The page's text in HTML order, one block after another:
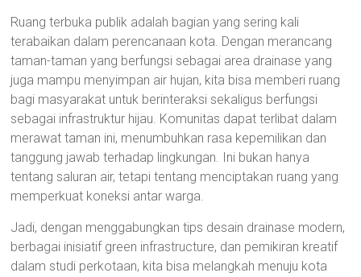
Ruang terbuka publik adalah bagian yang sering kali
terabaikan dalam perencanaan kota. Dengan merancang
taman-taman yang berfungsi sebagai area drainase yang
juga mampu menyimpan air hujan, kita bisa memberi ruang
bagi masyarakat untuk berinteraksi sekaligus berfungsi
sebagai infrastruktur hijau. Komunitas dapat terlibat dalam
merawat taman ini, menumbuhkan rasa kepemilikan dan
tanggung jawab terhadap lingkungan. Ini bukan hanya
tentang saluran air, tetapi tentang menciptakan ruang yang
memperkuat koneksi antar warga.
Jadi, dengan menggabungkan tips desain drainase modern,
berbagai inisiatif green infrastructure, dan pemikiran kreatif
dalam studi perkotaan, kita bisa melangkah menuju kota